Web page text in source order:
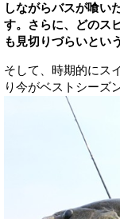
しながらバスが喰い
す。さらに、どのス
も見切りづらいとい
そして、時期的にス
り今がベストシーズ